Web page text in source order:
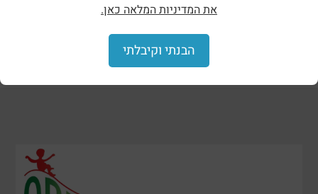
زارع خرساني مربع مع
الملمس (3581)
את המדיניות המלאה כאן.
הבנתי וקיבלתי